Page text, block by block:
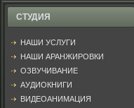
СТУДИЯ
НАШИ УСЛУГИ
НАШИ АРАНЖИРОВКИ
ОЗВУЧИВАНИЕ
АУДИОКНИГИ
ВИДЕОАНИМАЦИЯ